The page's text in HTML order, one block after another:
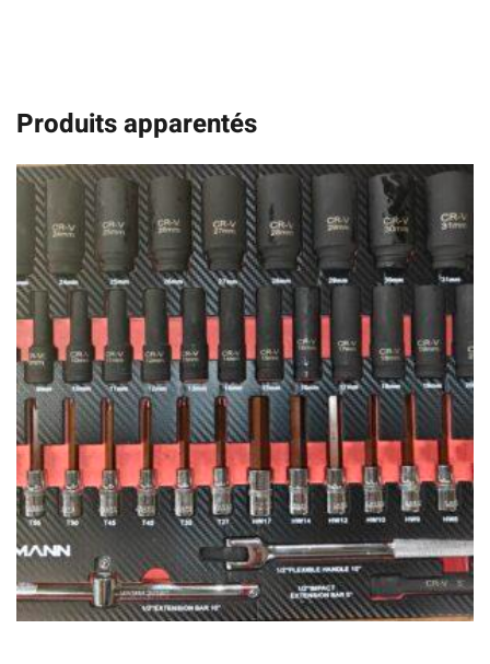
Produits apparentés